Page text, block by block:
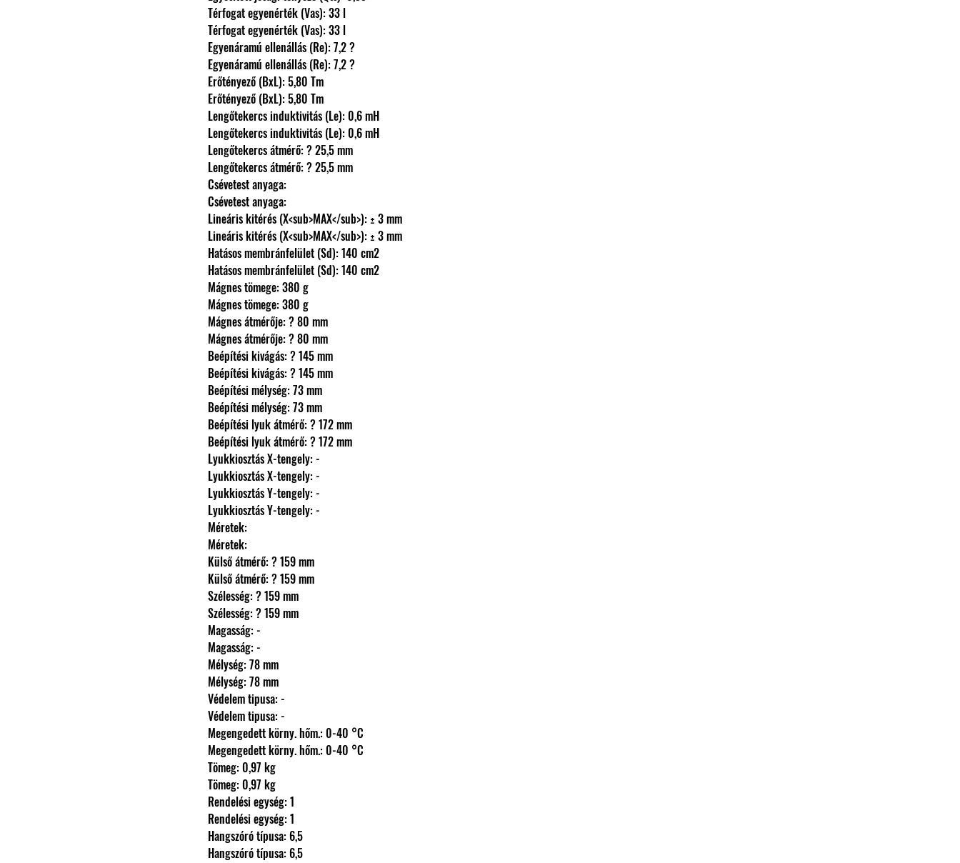
                Térfogat egyenérték (Vas): 33 l
                Térfogat egyenérték (Vas): 33 l
                Egyenáramú ellenállás (Re): 7,2 ?
                Egyenáramú ellenállás (Re): 7,2 ?
                Erőtényező (BxL): 5,80 Tm
                Erőtényező (BxL): 5,80 Tm
                Lengőtekercs induktivitás (Le): 0,6 mH
                Lengőtekercs induktivitás (Le): 0,6 mH
                Lengőtekercs átmérő: ? 25,5 mm
                Lengőtekercs átmérő: ? 25,5 mm
                Csévetest anyaga:
                Csévetest anyaga:
                Lineáris kitérés (X<sub>MAX</sub>): ± 3 mm
                Lineáris kitérés (X<sub>MAX</sub>): ± 3 mm
                Hatásos membránfelület (Sd): 140 cm2
                Hatásos membránfelület (Sd): 140 cm2
                Mágnes tömege: 380 g
                Mágnes tömege: 380 g
                Mágnes átmérője: ? 80 mm
                Mágnes átmérője: ? 80 mm
                Beépítési kivágás: ? 145 mm
                Beépítési kivágás: ? 145 mm
                Beépítési mélység: 73 mm
                Beépítési mélység: 73 mm
                Beépítési lyuk átmérő: ? 172 mm
                Beépítési lyuk átmérő: ? 172 mm
                Lyukkiosztás X-tengely: -
                Lyukkiosztás X-tengely: -
                Lyukkiosztás Y-tengely: -
                Lyukkiosztás Y-tengely: -
                Méretek:
                Méretek:
                Külső átmérő: ? 159 mm
                Külső átmérő: ? 159 mm
                Szélesség: ? 159 mm
                Szélesség: ? 159 mm
                Magasság: -
                Magasság: -
                Mélység: 78 mm
                Mélység: 78 mm
                Védelem tipusa: -
                Védelem tipusa: -
                Megengedett körny. hőm.: 0-40 °C
                Megengedett körny. hőm.: 0-40 °C
                Tömeg: 0,97 kg
                Tömeg: 0,97 kg
                Rendelési egység: 1
                Rendelési egység: 1
                Hangszóró típusa: 6,5
                Hangszóró típusa: 6,5